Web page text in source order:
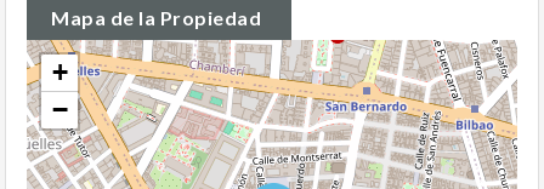
Mapa de la Propiedad
+
−